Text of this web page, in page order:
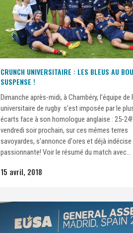
CRUNCH UNIVERSITAIRE : LES BLEUS AU
SUSPENSE !
Dimanche après-midi, à Chambéry, l'équipe de
universitaire de rugby s'est imposée par le
écarts face à son homologue anglaise : 25-
vendredi soir prochain, sur ces mêmes terres
savoyardes, s'annonce d'ores et déjà
passionnante! Voir le résumé du match avec...
15 avril, 2018